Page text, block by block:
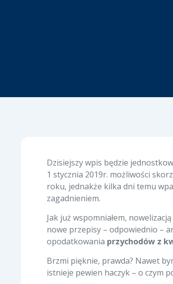
Dzisiejszy wpis będzie
1 stycznia 2019r. możliwości
roku, jednakże kilka dni temu
zagadnieniem.
Jak już wspomniałem,
nowe przepisy – odpowiednio –
opodatkowania przychodów z
Brzmi pięknie, prawda? Nawet
istnieje pewien haczyk – o czym